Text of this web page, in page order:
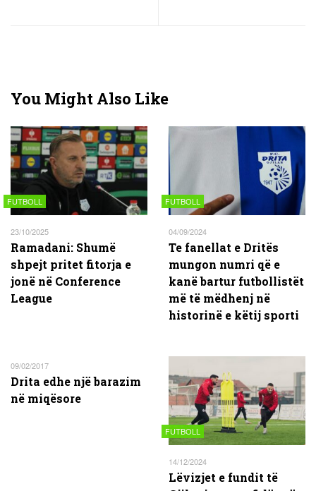
You Might Also Like
FUTBOLL
23/10/2025
Ramadani: Shumë
shpejt pritet fitorja e
jonë në Conference
League
FUTBOLL
04/09/2024
Te fanellat e Dritës
mungon numri që e
kanë bartur futbollistët
më të mëdhenj në
historinë e këtij sporti
09/02/2017
Drita edhe një barazim
në miqësore
FUTBOLL
14/12/2024
Lëvizjet e fundit të